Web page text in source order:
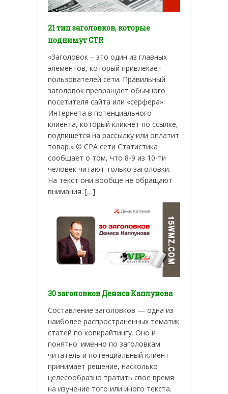
21 тип заголовков, которые
поднимут CTR
«Заголовок – это один из главных
элементов, который привлекает
пользователей сети. Правильный
заголовок превращает обычного
посетителя сайта или «серфера»
Интернета в потенциального
клиента, который кликнет по ссылке,
подпишется на рассылку или оплатит
товар.» © CPA сети Статистика
сообщает о том, что 8-9 из 10-ти
человек читают только заголовки.
На текст они вообще не обращают
внимания. […]
30 заголовков Дениса Каплунова
Составление заголовков — одна из
наиболее распространенных тематик
статей по копирайтингу. Оно и
понятно: именно по заголовкам
читатель и потенциальный клиент
принимает решение, насколько
целесообразно тратить свое время
на изучение того или иного текста.